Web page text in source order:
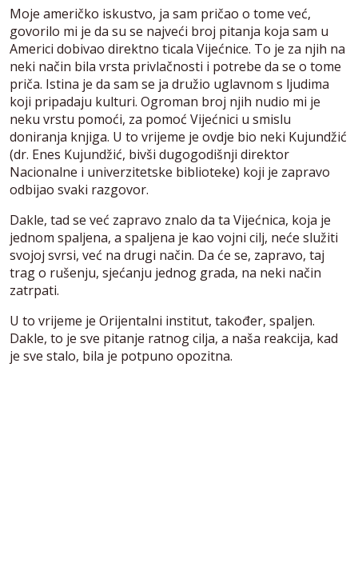
Moje američko iskustvo, ja sam pričao o tome već,
govorilo mi je da su se najveći broj pitanja koja sam u
Americi dobivao direktno ticala Vijećnice. To je za njih na
neki način bila vrsta privlačnosti i potrebe da se o tome
priča. Istina je da sam se ja družio uglavnom s ljudima
koji pripadaju kulturi. Ogroman broj njih nudio mi je
neku vrstu pomoći, za pomoć Vijećnici u smislu
doniranja knjiga. U to vrijeme je ovdje bio neki Kujundžić
(dr. Enes Kujundžić, bivši dugogodišnji direktor
Nacionalne i univerzitetske biblioteke) koji je zapravo
odbijao svaki razgovor.
Dakle, tad se već zapravo znalo da ta Vijećnica, koja je
jednom spaljena, a spaljena je kao vojni cilj, neće služiti
svojoj svrsi, već na drugi način. Da će se, zapravo, taj
trag o rušenju, sjećanju jednog grada, na neki način
zatrpati.
U to vrijeme je Orijentalni institut, također, spaljen.
Dakle, to je sve pitanje ratnog cilja, a naša reakcija, kad
je sve stalo, bila je potpuno opozitna.